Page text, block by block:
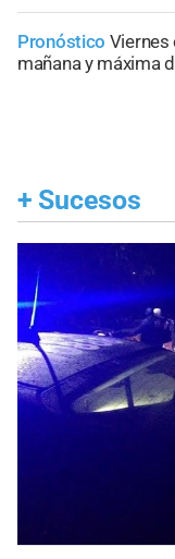
Pronóstico Viernes
mañana y máxima
+ Sucesos